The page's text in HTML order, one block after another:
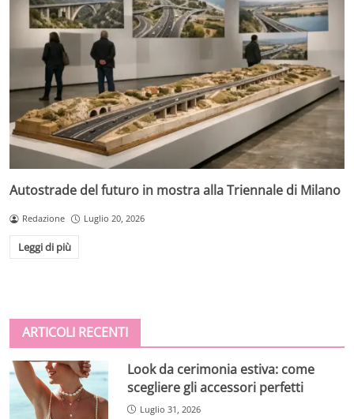
Autostrade del futuro in mostra alla Triennale di Milano
Redazione Luglio 20, 2026
Leggi di più
ARTICOLI RECENTI
Look da cerimonia estiva: come
scegliere gli accessori perfetti
Luglio 31, 2026